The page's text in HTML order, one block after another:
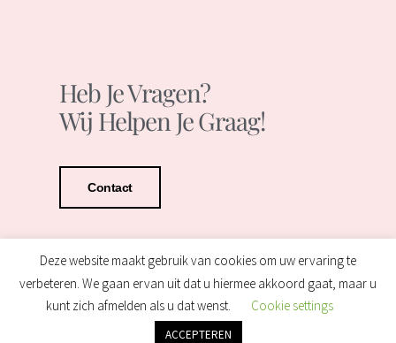
Heb Je Vragen?
Wij Helpen Je Graag!
Contact
Deze website maakt gebruik van cookies om uw ervaring te
verbeteren. We gaan ervan uit dat u hiermee akkoord gaat, maar u
kunt zich afmelden als u dat wenst.
Cookie settings
ACCEPTEREN